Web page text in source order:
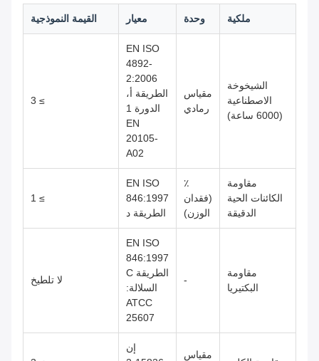
ملكية وحدة معيار القيمة النموذجية
الشيخوخة
الاصطناعية
(6000 ساعة)
مقياس
رمادي
EN ISO
4892-
2:2006
الطريقة أ،
الدورة 1
EN
20105-
A02
≥ 3
مقاومة
الكائنات الحية
الدقيقة
٪
(فقدان
الوزن)
EN ISO
846:1997
الطريقة د
≥ 1
مقاومة
البكتيريا
-
EN ISO
846:1997
الطريقة C
السلالة:
ATCC
25607
لا تلطيخ
مقياس
إن